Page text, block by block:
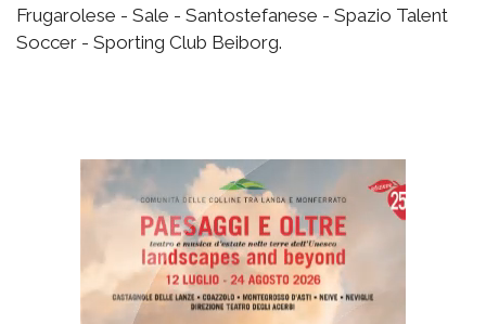
Frugarolese - Sale - Santostefanese - Spazio Talent
Soccer - Sporting Club Beiborg.